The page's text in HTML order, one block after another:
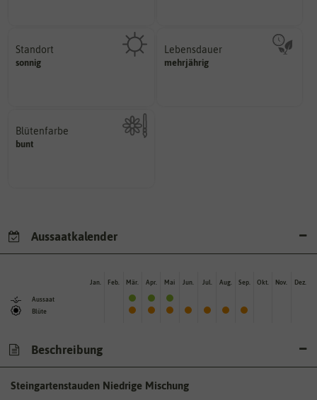
Standort
sonnig
Pflanze? (schattig, halbschattig,
sonnig, vollsonnig)
Lebensdauer
mehrjährig
einjährig, zweijährig oder
mehrjährig.
Blütenfarbe
bunt
Kann auch mehrfarbig sein.
Aussaatkalender
Aussaat
Blüte
Jan. Feb. Mär. Apr. Mai Jun. Jul. Aug. Sep. Okt. Nov. Dez.
Beschreibung
Steingartenstauden Niedrige Mischung